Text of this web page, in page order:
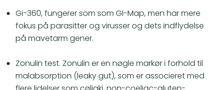
​Gi-360, fungerer som som GI-Map, men har mere
fokus på parasitter og virusser og dets indflydelse
på mavetarm gener.
Zonulin test. Zonulin er en nøgle markør i forhold til
malabsorption (leaky gut), som er associeret med